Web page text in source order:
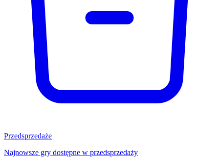
Przedsprzedaże
Najnowsze gry dostępne w przedsprzedaży